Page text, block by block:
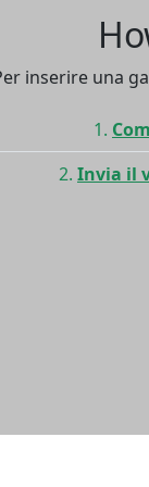
inserire una
Invia il